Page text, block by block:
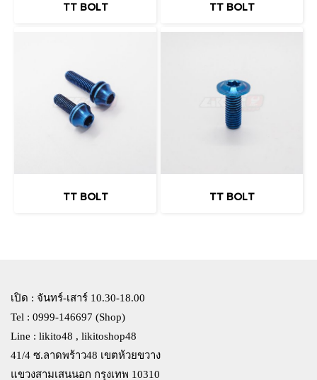
TT BOLT TT BOLT
TT BOLT TT BOLT
เปิด : จันทร์-เสาร์ 10.30-18.00
Tel : 0999-146697 (Shop)
Line : likito48 , likitoshop48
41/4 ซ.ลาดพร้าว48 เขตห้วยขวาง
แขวงสามเสนนอก กรุงเทพ 10310